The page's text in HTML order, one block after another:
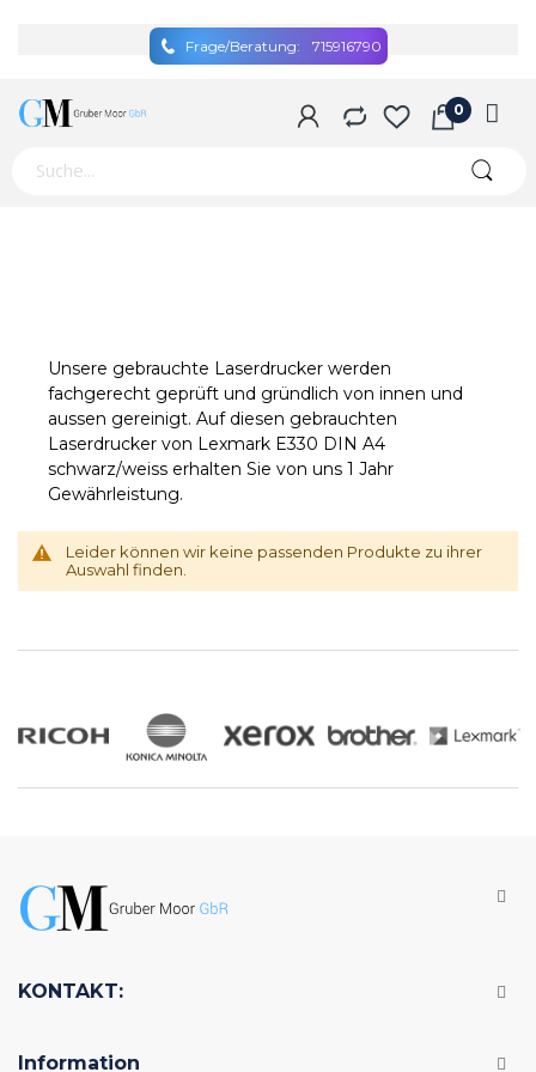
Frage/Beratung: 715916790
Unsere gebrauchte Laserdrucker werden
fachgerecht geprüft und gründlich von innen und
aussen gereinigt. Auf diesen gebrauchten
Laserdrucker von Lexmark E330 DIN A4
schwarz/weiss erhalten Sie von uns 1 Jahr
Gewährleistung.
Leider können wir keine passenden Produkte zu ihrer
Auswahl finden.
KONTAKT:
Information